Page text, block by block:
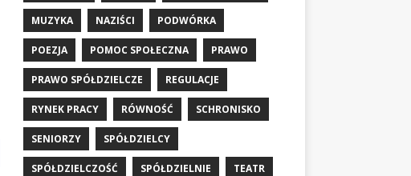
MUZYKA NAZIŚCI PODWÓRKA
POEZJA POMOC SPOŁECZNA PRAWO
PRAWO SPÓŁDZIELCZE REGULACJE
RYNEK PRACY RÓWNOŚĆ SCHRONISKO
SENIORZY SPÓŁDZIELCY
SPÓŁDZIELCZOŚĆ SPÓŁDZIELNIE TEATR